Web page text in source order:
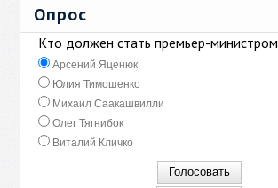
Опрос
Кто должен стать премьер-министром
Арсений Яценюк
Юлия Тимошенко
Михаил Саакашвилли
Олег Тягнибок
Виталий Кличко